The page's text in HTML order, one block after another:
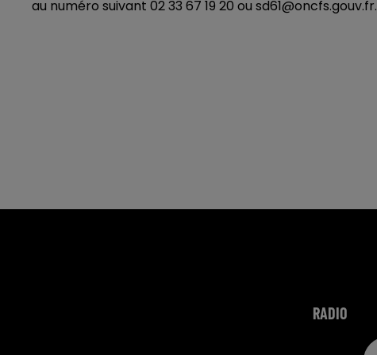
au numéro suivant 02 33 67 19 20 ou sd61@oncfs.gouv.fr.
RADIO